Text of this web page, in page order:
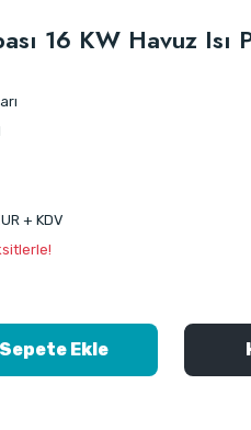
16 KW Havuz Isı
+ KDV
Sepete Ekle